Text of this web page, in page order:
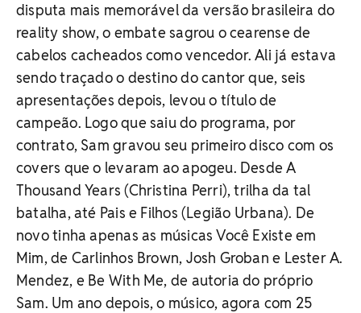
disputa mais memorável da versão brasileira do
reality show, o embate sagrou o cearense de
cabelos cacheados como vencedor. Ali já estava
sendo traçado o destino do cantor que, seis
apresentações depois, levou o título de
campeão. Logo que saiu do programa, por
contrato, Sam gravou seu primeiro disco com os
covers que o levaram ao apogeu. Desde A
Thousand Years (Christina Perri), trilha da tal
batalha, até Pais e Filhos (Legião Urbana). De
novo tinha apenas as músicas Você Existe em
Mim, de Carlinhos Brown, Josh Groban e Lester A.
Mendez, e Be With Me, de autoria do próprio
Sam. Um ano depois, o músico, agora com 25